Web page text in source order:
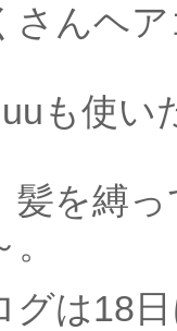
さんヘ
も使い
髪を縛
グは18